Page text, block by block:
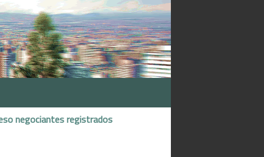
negociantes registrados